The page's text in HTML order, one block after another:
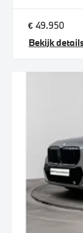
€ 49.950
Bekijk